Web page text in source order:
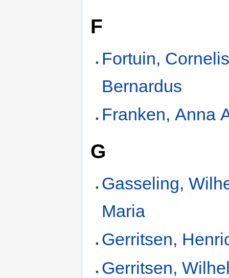
F
Fortuin,
Bernardus
Franken, Anna
G
Gasseling,
Maria
Gerritsen,
Gerritsen,